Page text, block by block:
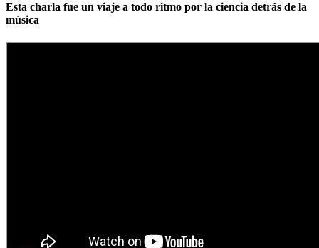
Esta charla fue un viaje a todo ritmo por la ciencia detrás de la
música